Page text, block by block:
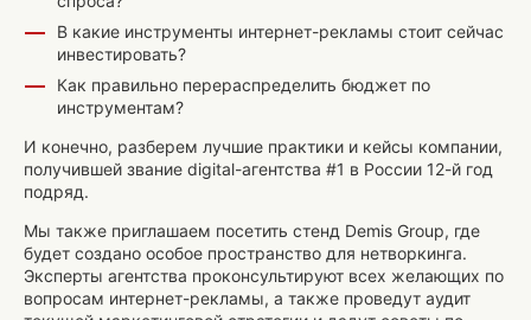
В какие инструменты интернет-рекламы стоит сейчас
инвестировать?
Как правильно перераспределить бюджет по
инструментам?
И конечно, разберем лучшие практики и кейсы компании,
получившей звание digital-агентства #1 в России 12-й год
подряд.
Мы также приглашаем посетить стенд Demis Group, где
будет создано особое пространство для нетворкинга.
Эксперты агентства проконсультируют всех желающих по
вопросам интернет-рекламы, а также проведут аудит